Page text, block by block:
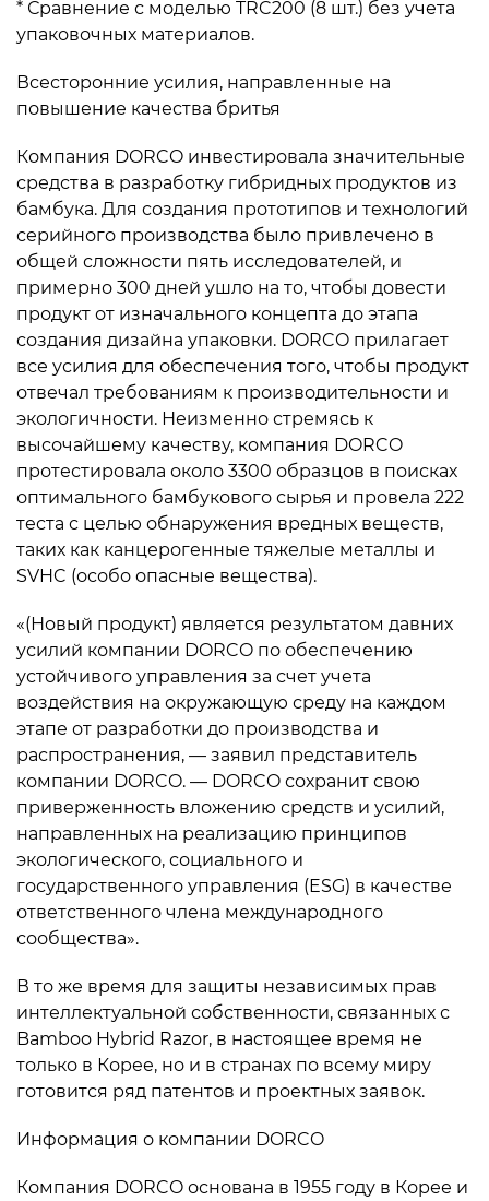
* Сравнение с моделью TRC200 (8 шт.) без учета
упаковочных материалов.
Всесторонние усилия, направленные на
повышение качества бритья
Компания DORCO инвестировала значительные
средства в разработку гибридных продуктов из
бамбука. Для создания прототипов и технологий
серийного производства было привлечено в
общей сложности пять исследователей, и
примерно 300 дней ушло на то, чтобы довести
продукт от изначального концепта до этапа
создания дизайна упаковки. DORCO прилагает
все усилия для обеспечения того, чтобы продукт
отвечал требованиям к производительности и
экологичности. Неизменно стремясь к
высочайшему качеству, компания DORCO
протестировала около 3300 образцов в поисках
оптимального бамбукового сырья и провела 222
теста с целью обнаружения вредных веществ,
таких как канцерогенные тяжелые металлы и
SVHC (особо опасные вещества).
«(Новый продукт) является результатом давних
усилий компании DORCO по обеспечению
устойчивого управления за счет учета
воздействия на окружающую среду на каждом
этапе от разработки до производства и
распространения, — заявил представитель
компании DORCO. — DORCO сохранит свою
приверженность вложению средств и усилий,
направленных на реализацию принципов
экологического, социального и
государственного управления (ESG) в качестве
ответственного члена международного
сообщества».
В то же время для защиты независимых прав
интеллектуальной собственности, связанных с
Bamboo Hybrid Razor, в настоящее время не
только в Корее, но и в странах по всему миру
готовится ряд патентов и проектных заявок.
Информация о компании DORCO
Компания DORCO основана в 1955 году в Корее и